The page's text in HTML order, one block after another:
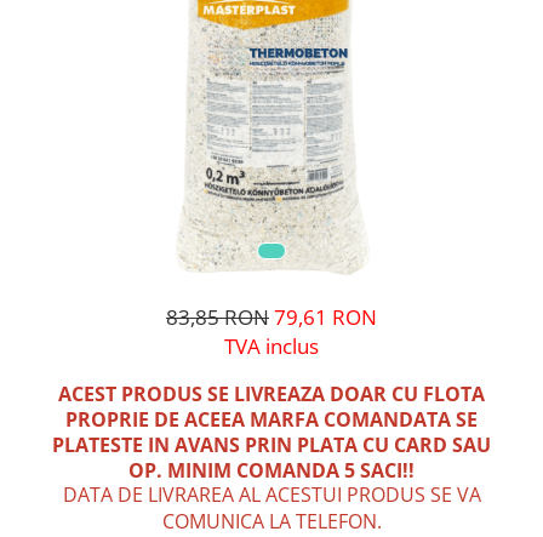
83,85 RON79,61 RON
TVA inclus
ACEST PRODUS SE LIVREAZA DOAR CU FLOTA
PROPRIE DE ACEEA MARFA COMANDATA SE
PLATESTE IN AVANS PRIN PLATA CU CARD SAU
OP. MINIM COMANDA 5 SACI!!
DATA DE LIVRAREA AL ACESTUI PRODUS SE VA
COMUNICA LA TELEFON.